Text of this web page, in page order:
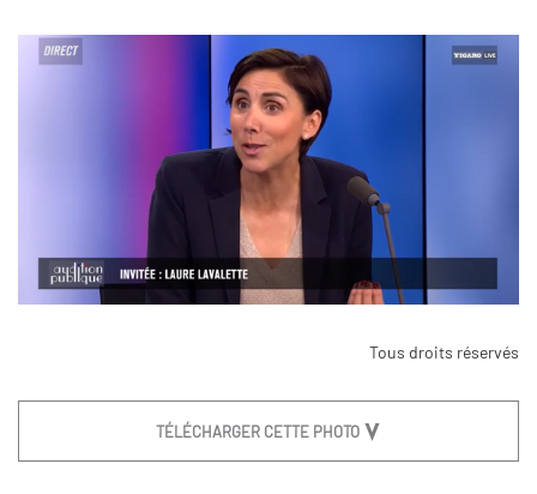
Tous droits réservés
TÉLÉCHARGER CETTE PHOTO